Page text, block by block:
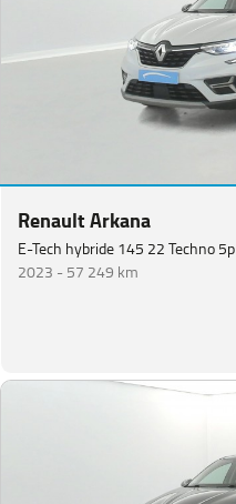
Renault Arkana
E-Tech hybride 145 22 Techno 5p
2023 -57 249 km